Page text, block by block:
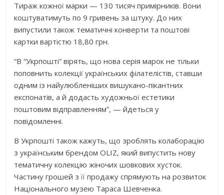
Тираж кожної марки — 130 тисяч примірників. Вони
коштуватимуть по 9 гривень за штуку. До них
випустили також тематичні конверти та поштові
картки вартістю 18,80 грн.
“В “Укрпошті” вірять, що нова серія марок не тільки
поповнить колекції українських філателістів, ставши
одним із найулюбленіших вишукано-пікантних
експонатів, а й додасть художньої естетики
поштовим відправленням”, — йдеться у
повідомленні.
В Укрпошті також кажуть, що зроблять колаборацію
з українським брендом OLIZ, який випустить нову
тематичну колекцію жіночих шовкових хусток.
Частину грошей з її продажу спрямують на розвиток
Національного музею Тараса Шевченка.